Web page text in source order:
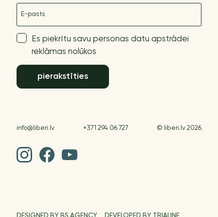
Es piekrītu savu personas datu apstrādei
reklāmas nolūkos
pierakstīties
info@liberi.lv +371 294 06 727 © liberi.lv 2026
DESIGNED BY BS AGENCY DEVELOPED BY TRIALINE